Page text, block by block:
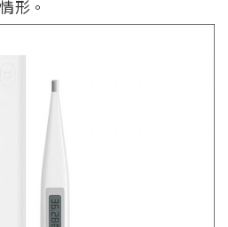
形。